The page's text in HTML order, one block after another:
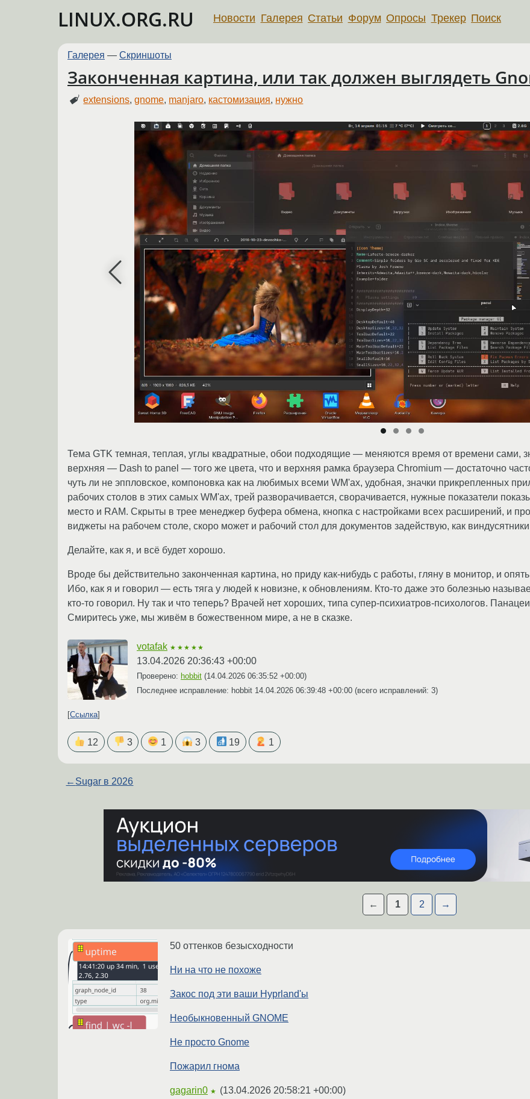
LINUX.ORG.RU Новости Галерея Статьи Форум Опросы Трекер Поиск
Галерея — Скриншоты
Законченная картина, или так должен выглядеть
extensions,gnome, manjaro, кастомизация, нужно
Тема GTK темная, теплая, углы квадратные, обои подходящие — меняются время от времени сами,
верхняя — Dash to panel — того же цвета, что и верхняя рамка браузера Chromium — достаточно
чуть ли не эппловское, компоновка как на любимых всеми WM'ах, удобная, значки прикрепленных
рабочих столов в этих самых WM'ах, трей разворачивается, сворачивается, нужные показатели
место и RAM. Скрыты в трее менеджер буфера обмена, кнопка с настройками всех расширений, и
виджеты на рабочем столе, скоро может и рабочий стол для документов задействую, как
Делайте, как я, и всё будет хорошо.
Вроде бы действительно законченная картина, но приду как-нибудь с работы, гляну в монитор, и опять
Ибо, как я и говорил — есть тяга у людей к новизне, к обновлениям. Кто-то даже это болезнью
кто-то говорил. Ну так и что теперь? Врачей нет хороших, типа супер-психиатров-психологов.
Смиритесь уже, мы живём в божественном мире, а не в сказке.
votafak ★★★★★
13.04.2026 20:36:43 +00:00
Проверено: hobbit (14.04.2026 06:35:52 +00:00)
Последнее исправление: hobbit 14.04.2026 06:39:48 +00:00 (всего исправлений: 3)
Ссылка
12 3 1 3 19 1
← Sugar в 2026
← 1 2 →
50 оттенков безысходности
Ни на что не похоже
Закос под эти ваши Hyprland'ы
Необыкновенный GNOME
Не просто Gnome
Пожарил гнома
gagarin0 ★ (13.04.2026 20:58:21 +00:00)